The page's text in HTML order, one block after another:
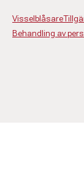
Visselblåsare
Behandling av